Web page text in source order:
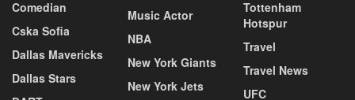
Comedian
Cska Sofia
Dallas Mavericks
Dallas Stars
Music Actor
NBA
New York Giants
New York Jets
Tottenham
Hotspur
Travel
Travel News
UFC